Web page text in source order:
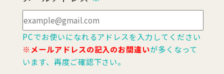
PCでお使いになれるアドレスを入力してください
※メールアドレスの記入のお間違いが多くなって
います、再度ご確認下さい。